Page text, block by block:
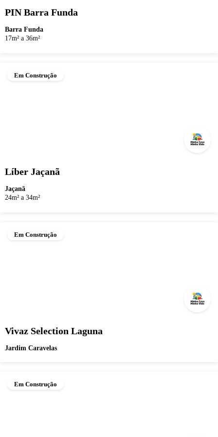
PIN Barra Funda
Barra Funda
17m² a 36m²
Em Construção
Líber Jaçanã
Jaçanã
24m² a 34m²
Em Construção
Vivaz Selection Laguna
Jardim Caravelas
Em Construção